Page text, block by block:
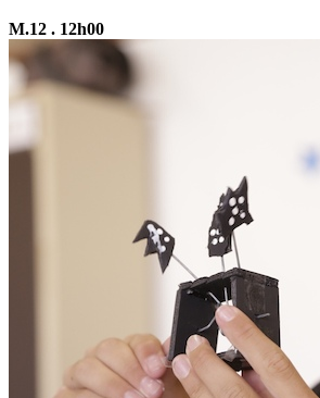
M.12 . 12h00